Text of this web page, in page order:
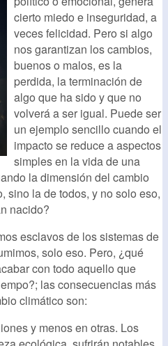
cierto miedo e inseguridad, a
veces felicidad. Pero si algo
nos garantizan los cambios,
buenos o malos, es la
perdida, la terminación de
algo que ha sido y que no
volverá a ser igual. Puede ser
un ejemplo sencillo cuando el
impacto se reduce a aspectos
simples en la vida de una
la dimensión del cambio
sino la de todos, y no solo eso,
nacido?
esclavos de los sistemas de
solo eso. Pero, ¿qué
con todo aquello que
las consecuencias más
climático son:
y menos en otras. Los